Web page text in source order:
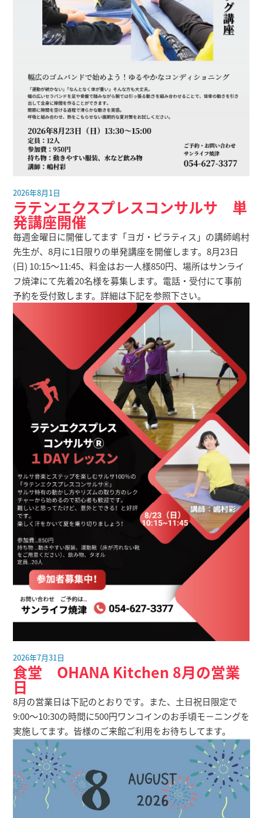
2026年8月1日
ラテンエクスプレスコンサルサ 単
発講座開催
毎週金曜日に開催してます「ヨガ・ピラティス」の講師嶋村
先生が、8月に1日限りの単発講座を開催します。8月23日
(日) 10:15～11:45、料金はお一人様850円、場所はサンライ
フ焼津にて先着20名様を募集します。電話・受付にて事前
予約を受付致します。詳細は下記を参照下さい。
2026年7月31日
食堂 OHANA Kitchen 8月の営業
日
8月の営業日は下記のとおりです。また、土日祝日限定で
9:00～10:30の時間に500円ワンコインのお手頃モ－ニングを
実施してます。皆様のご来館ご利用をお待ちしてます。